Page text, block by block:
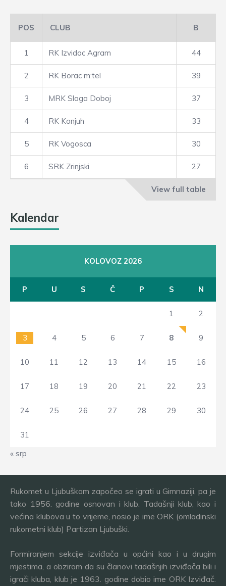
POS CLUB B
1 RK Izvidac Agram 44
2 RK Borac m:tel 39
3 MRK Sloga Doboj 37
4 RK Konjuh 33
5 RK Vogosca 30
6 SRK Zrinjski 27
View full table
Kalendar
KOLOVOZ 2026
P U S Č P S N
1 2
3 4 5 6 7 8 9
10 11 12 13 14 15 16
17 18 19 20 21 22 23
24 25 26 27 28 29 30
31
« srp
Rukomet u Ljubuškom započeo se igrati u Gimnaziji, pa je
tako 1956. godine osnovan i klub. Tadašnji klub, kao i
većina klubova u to vrijeme, nosio je ime ORK (omladinski
rukometni klub) Partizan Ljubuški.
Formiranjem sekcije izviđača u općini kao i u drugim
mjestima, a obzirom da su članovi tadašnjih izviđača bili i
igrači kluba, klub je 1963. godine dobio ime ORK Izviđač.